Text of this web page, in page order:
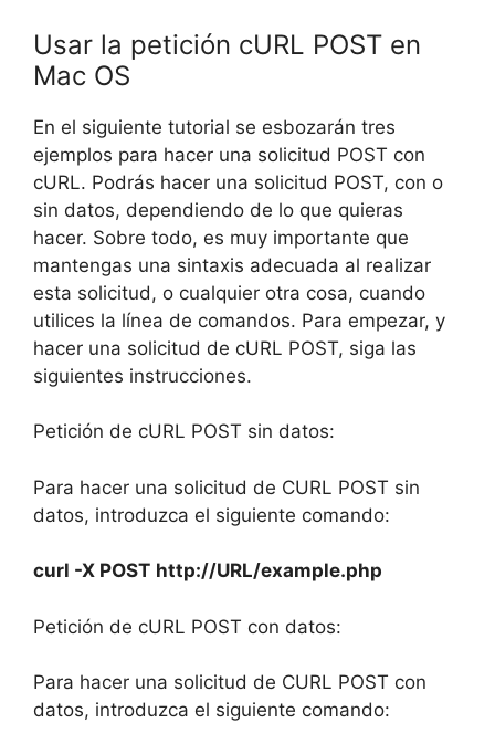
Usar la petición cURL POST en
Mac OS
En el siguiente tutorial se esbozarán tres
ejemplos para hacer una solicitud POST con
cURL. Podrás hacer una solicitud POST, con o
sin datos, dependiendo de lo que quieras
hacer. Sobre todo, es muy importante que
mantengas una sintaxis adecuada al realizar
esta solicitud, o cualquier otra cosa, cuando
utilices la línea de comandos. Para empezar, y
hacer una solicitud de cURL POST, siga las
siguientes instrucciones.
Petición de cURL POST sin datos:
Para hacer una solicitud de CURL POST sin
datos, introduzca el siguiente comando:
curl -X POST http://URL/example.php
Petición de cURL POST con datos:
Para hacer una solicitud de CURL POST con
datos, introduzca el siguiente comando: